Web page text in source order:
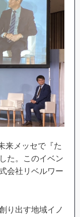
来メッセで『た
た。このイベン
会社リベルワー
り出す地域イノ